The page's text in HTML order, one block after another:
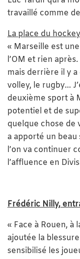
travaillé comme
La place du
« Marseille est
l’OM et rien
mais derrière il y
volley, le rugby…
deuxième sport à
potentiel et de
quelque chose de
a apporté un beau
l’on va continuer
l’affluence en
Frédéric Nilly,
« Face à Rouen, à
ajoutée la
sensibilisé les